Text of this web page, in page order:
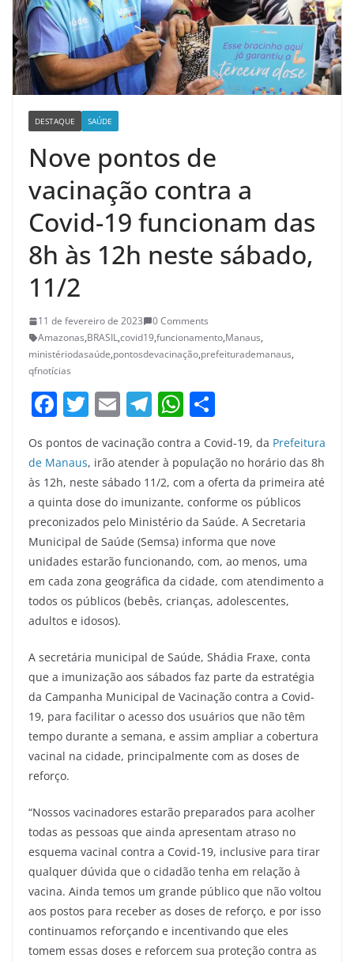
DESTAQUE SAÚDE
Nove pontos de
vacinação contra a
Covid-19 funcionam das
8h às 12h neste sábado,
11/2
11 de fevereiro de 2023
0 Comments
Amazonas,BRASIL,covid19,funcionamento,Manaus,
ministériodasaúde,pontosdevacinação,prefeiturademanaus,
qfnotícias
F
c
e
b
o
o
k
T
w
itt
er
E
m
ai
l
T
e
gr
a
m
W
at
s
A
p
p
h
ar
e
Os pontos de vacinação contra a Covid-19, da Prefeitura
de Manaus, irão atender à população no horário das 8h
às 12h, neste sábado 11/2, com a oferta da primeira até
a quinta dose do imunizante, conforme os públicos
preconizados pelo Ministério da Saúde. A Secretaria
Municipal de Saúde (Semsa) informa que nove
unidades estarão funcionando, com, ao menos, uma
em cada zona geográfica da cidade, com atendimento a
todos os públicos (bebês, crianças, adolescentes,
adultos e idosos).
A secretária municipal de Saúde, Shádia Fraxe, conta
que a imunização aos sábados faz parte da estratégia
da Campanha Municipal de Vacinação contra a Covid-
19, para facilitar o acesso dos usuários que não têm
tempo durante a semana, e assim ampliar a cobertura
vacinal na cidade, principalmente com as doses de
reforço.
“Nossos vacinadores estarão preparados para acolher
todas as pessoas que ainda apresentam atraso no
esquema vacinal contra a Covid-19, inclusive para tirar
qualquer dúvida que o cidadão tenha em relação à
vacina. Ainda temos um grande público que não voltou
aos postos para receber as doses de reforço, e por isso
continuamos reforçando e incentivando que eles
tomem essas doses e reforcem sua proteção contra as